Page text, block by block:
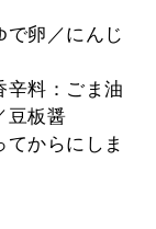
で卵／にんじ
辛料：ごま油
豆板醤
からにしま